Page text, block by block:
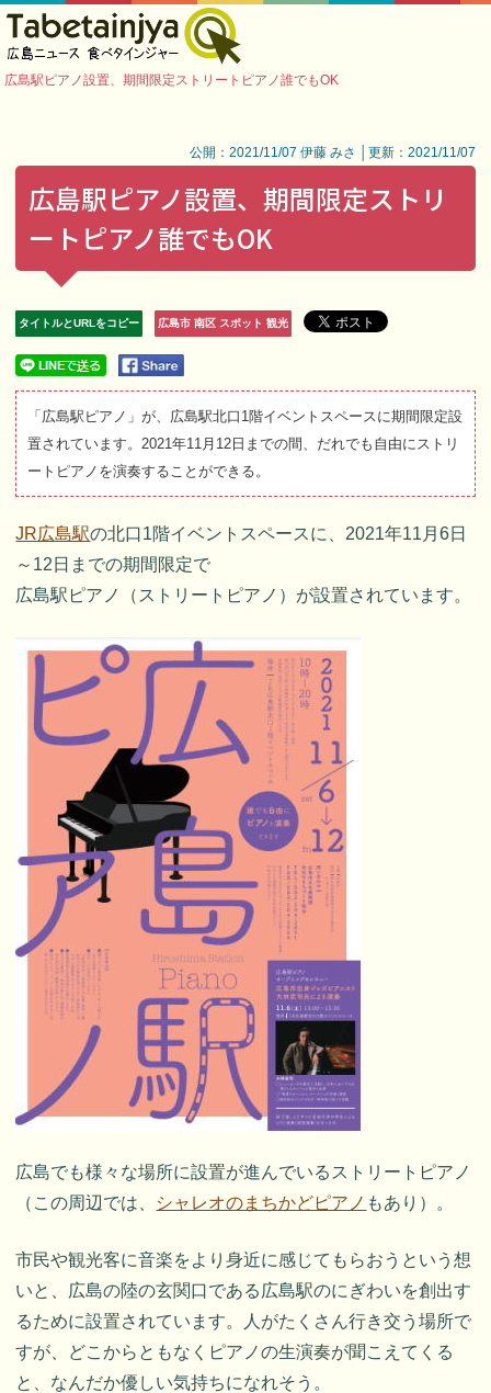
広島駅ピアノ設置、期間限定ストリートピアノ誰でもOK
公開：2021/11/07 伊藤 みさ │更新：2021/11/07
広島駅ピアノ設置、期間限定ストリ
ートピアノ誰でもOK
タイトルとURLをコピー 広島市 南区 スポット 観光
「広島駅ピアノ」が、広島駅北口1階イベントスペースに期間限定設
置されています。2021年11月12日までの間、だれでも自由にストリ
ートピアノを演奏することができる。
JR広島駅の北口1階イベントスペースに、2021年11月6日
～12日までの期間限定で
広島駅ピアノ（ストリートピアノ）が設置されています。
広島でも様々な場所に設置が進んでいるストリートピアノ
（この周辺では、 シャレオのまちかどピアノ もあり）。
市民や観光客に音楽をより身近に感じてもらおうという想
いと、広島の陸の玄関口である広島駅のにぎわいを創出す
るために設置されています。人がたくさん行き交う場所で
すが、どこからともなくピアノの生演奏が聞こえてくる
と、なんだか優しい気持ちになれそう。